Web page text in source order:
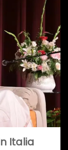
Italia